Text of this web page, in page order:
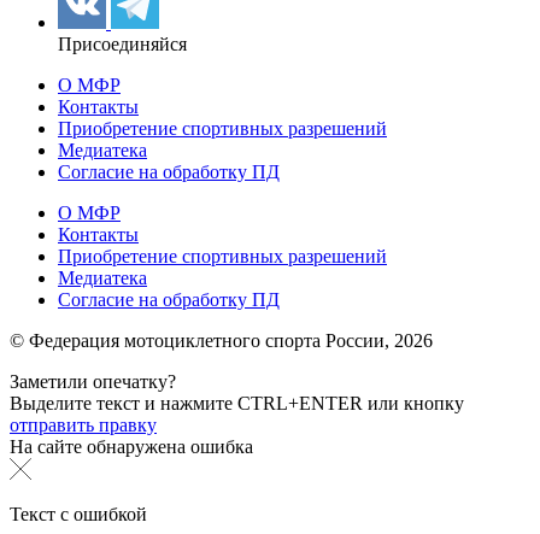
Присоединяйся
О МФР
Контакты
Приобретение спортивных разрешений
Медиатека
Согласие на обработку ПД
О МФР
Контакты
Приобретение спортивных разрешений
Медиатека
Согласие на обработку ПД
© Федерация мотоциклетного спорта России, 2026
Заметили опечатку?
Выделите текст и нажмите CTRL+ENTER или кнопку
отправить правку
На сайте обнаружена ошибка
Текст с ошибкой